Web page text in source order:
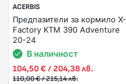
ACERBIS
Предпазители за кормило X-
Factory KTM 390 Adventure
20-24
В наличност
104,50 € / 204,38 лв.
110,00 € / 215,14 лв.